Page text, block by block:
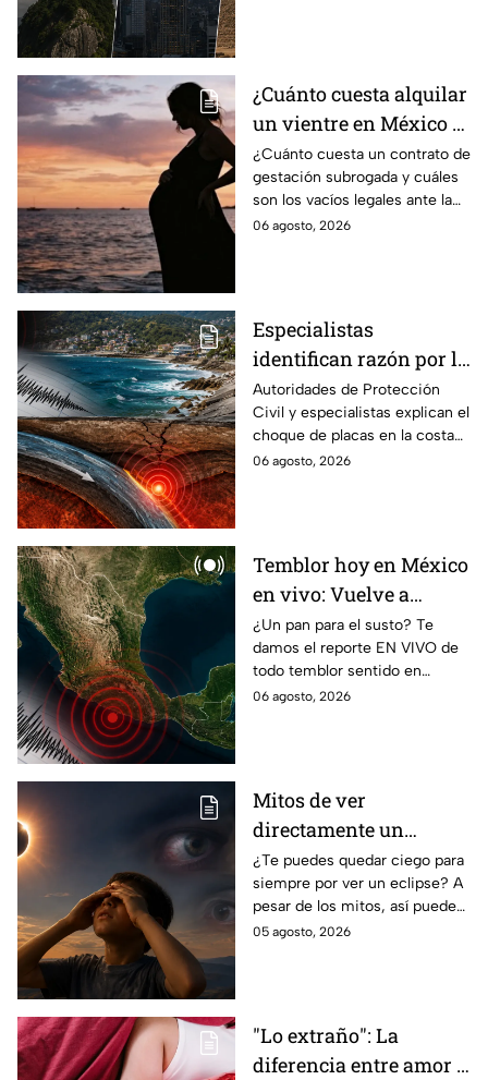
¿Cuánto cuesta alquilar
un vientre en México y
en qué estados se
permite la gestación
subrogada?
¿Cuánto cuesta un contrato de
gestación subrogada y cuáles
son los vacíos legales ante la
falta de una ley federal que
06 agosto, 2026
Especialistas
identifican razón por la
que tiembla tanto en
Guerrero
Autoridades de Protección
Civil y especialistas explican el
choque de placas en la costa
de Guerrero; ¿cuál es el sismo
06 agosto, 2026
Temblor hoy en México
en vivo: Vuelve a
temblar en Baja
California durante la
madrugada
¿Un pan para el susto? Te
damos el reporte EN VIVO de
todo temblor sentido en
México con epicentro,
06 agosto, 2026
Mitos de ver
directamente un
eclipse parcial: así
puedes observarlo de
forma segura
¿Te puedes quedar ciego para
siempre por ver un eclipse? A
pesar de los mitos, así puedes
observar un eclipse parcial y
05 agosto, 2026
"Lo extraño": La
diferencia entre amor y